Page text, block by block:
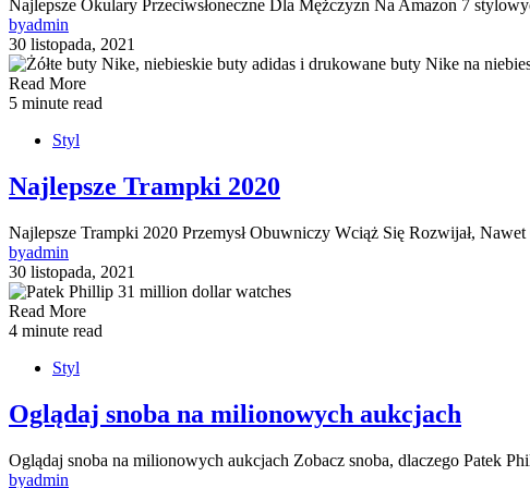
Najlepsze Okulary Przeciwsłoneczne Dla Mężczyzn Na Amazon 7
byadmin
30 listopada, 2021
Read More
5 minute read
Styl
Najlepsze Trampki 2020
Najlepsze Trampki 2020 Przemysł Obuwniczy Wciąż Się Rozwijał,
byadmin
30 listopada, 2021
Read More
4 minute read
Styl
Oglądaj snoba na milionowych aukcjach
Oglądaj snoba na milionowych aukcjach Zobacz snoba, dlaczego Patek
byadmin